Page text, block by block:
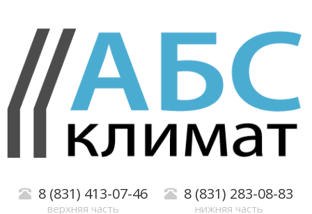
8 (831) 413-07-46
верхняя часть
8 (831) 283-08-83
нижняя часть